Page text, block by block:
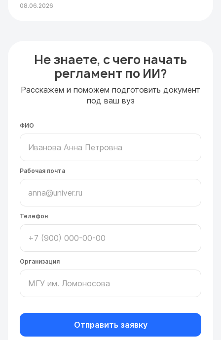
08.06.2026
Не знаете, с чего начать
регламент по ИИ?
Расскажем и поможем подготовить документ
под ваш вуз
ФИО
Рабочая почта
Телефон
Организация
Отправить заявку